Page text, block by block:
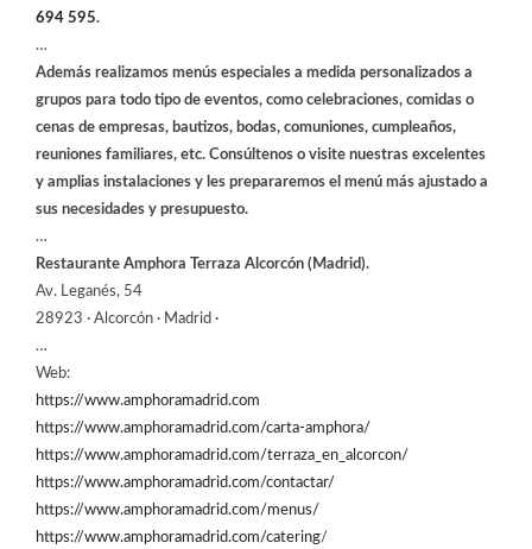
694 595.
…
Además realizamos menús especiales a medida personalizados a
grupos para todo tipo de eventos, como celebraciones, comidas o
cenas de empresas, bautizos, bodas, comuniones, cumpleaños,
reuniones familiares, etc. Consúltenos o visite nuestras excelentes
y amplias instalaciones y les prepararemos el menú más ajustado a
sus necesidades y presupuesto.
…
Restaurante Amphora Terraza Alcorcón (Madrid).
Av. Leganés, 54
28923 · Alcorcón · Madrid ·
…
Web:
https://www.amphoramadrid.com
https://www.amphoramadrid.com/carta-amphora/
https://www.amphoramadrid.com/terraza_en_alcorcon/
https://www.amphoramadrid.com/contactar/
https://www.amphoramadrid.com/menus/
https://www.amphoramadrid.com/catering/